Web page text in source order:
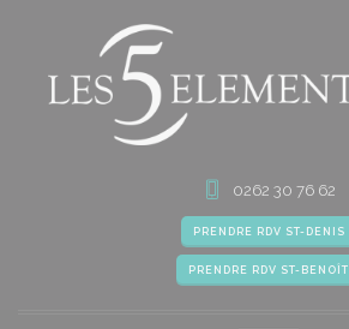
0262 30 76 62
PRENDRE RDV ST-DENIS
PRENDRE RDV ST-BENOÎT